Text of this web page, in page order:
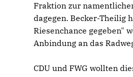
Fraktion zur
dagegen. Becker-Theilig
Riesenchance gegeben"
Anbindung an das
CDU und FWG wollten